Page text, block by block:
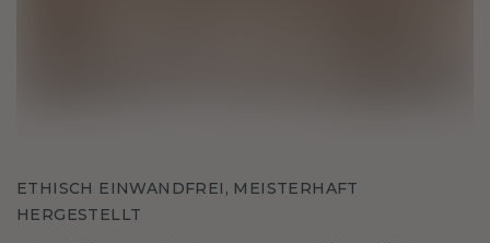
ETHISCH EINWANDFREI, MEISTERHAFT
HERGESTELLT